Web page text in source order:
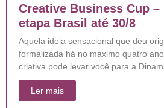
Creative Business Cup
etapa Brasil até 30/8
Aquela ideia sensacional que deu
formalizada há no máximo quatro
criativa pode levar você para a
Ler mais